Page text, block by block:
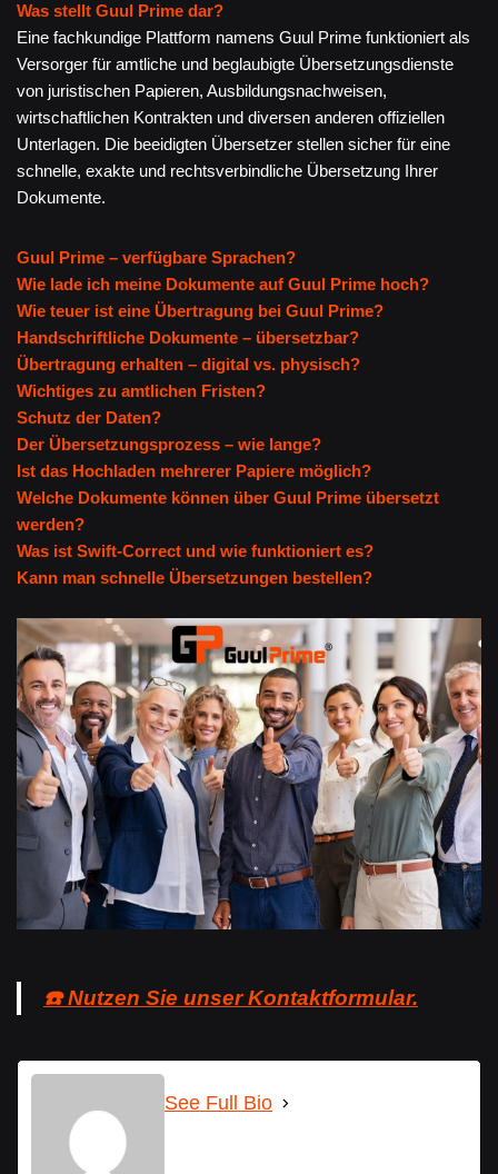
Was stellt Guul Prime dar?
Eine fachkundige Plattform namens Guul Prime funktioniert als
Versorger für amtliche und beglaubigte Übersetzungsdienste
von juristischen Papieren, Ausbildungsnachweisen,
wirtschaftlichen Kontrakten und diversen anderen offiziellen
Unterlagen. Die beeidigten Übersetzer stellen sicher für eine
schnelle, exakte und rechtsverbindliche Übersetzung Ihrer
Dokumente.
Guul Prime – verfügbare Sprachen?
Wie lade ich meine Dokumente auf Guul Prime hoch?
Wie teuer ist eine Übertragung bei Guul Prime?
Handschriftliche Dokumente – übersetzbar?
Übertragung erhalten – digital vs. physisch?
Wichtiges zu amtlichen Fristen?
Schutz der Daten?
Der Übersetzungsprozess – wie lange?
Ist das Hochladen mehrerer Papiere möglich?
Welche Dokumente können über Guul Prime übersetzt
werden?
Was ist Swift-Correct und wie funktioniert es?
Kann man schnelle Übersetzungen bestellen?
☎️ Nutzen Sie unser Kontaktformular.
See Full Bio